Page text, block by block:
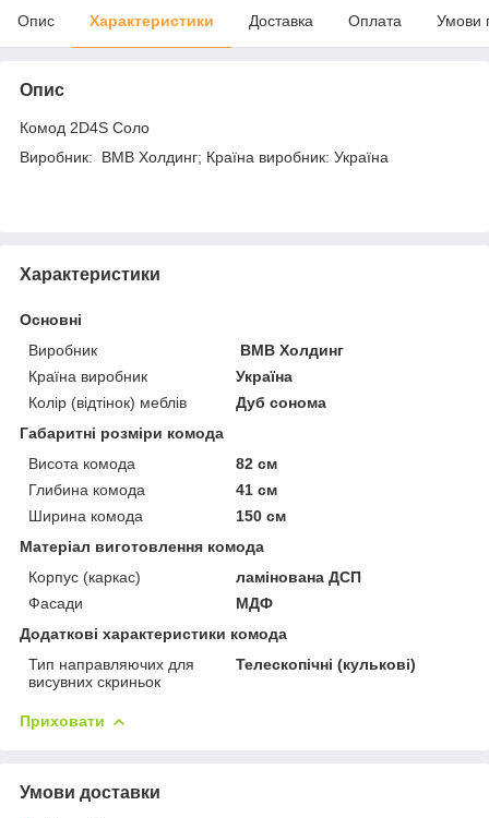
Опис Характеристики Доставка Оплата Умови
Опис
Комод 2D4S Соло
Виробник: ВМВ Холдинг; Країна виробник: Україна
Характеристики
Основні
Виробник
ВМВ Холдинг
Країна виробник
Україна
Колір (відтінок) меблів
Дуб сонома
Габаритні розміри комода
Висота комода
82 см
Глибина комода
41 см
Ширина комода
150 см
Матеріал виготовлення комода
Корпус (каркас)
ламінована ДСП
Фасади
МДФ
Додаткові характеристики комода
Тип направляючих для
висувних скриньок
Телескопічні (кулькові)
Приховати
Умови доставки